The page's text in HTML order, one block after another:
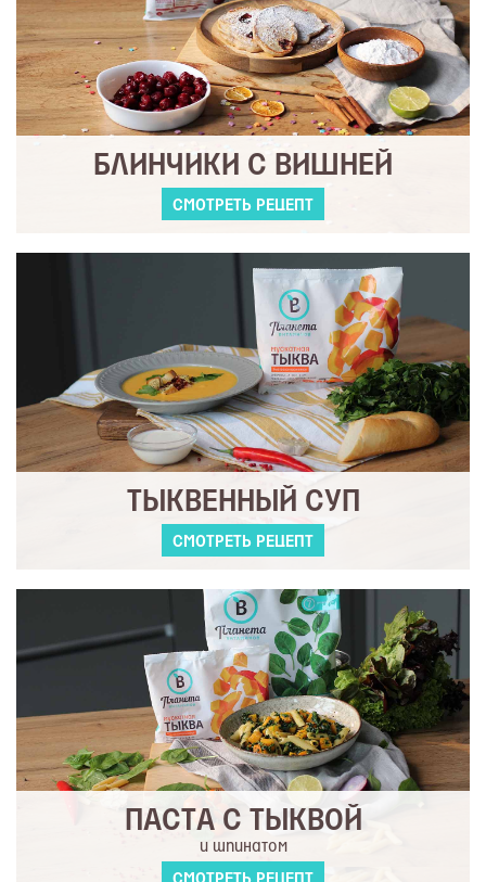
БЛИНЧИКИ С ВИШНЕЙ
СМОТРЕТЬ РЕЦЕПТ
ТЫКВЕННЫЙ СУП
СМОТРЕТЬ РЕЦЕПТ
ПАСТА С ТЫКВОЙ
и шпинатом